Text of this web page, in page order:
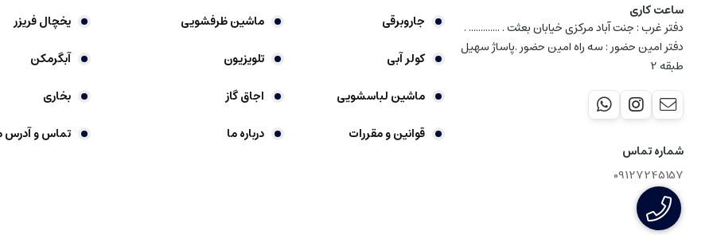
ساعت کاری
دفتر غرب : جنت آباد مرکزی خیابان بعثت . ............. .
دفتر امین حضور : سه راه امین حضور .پاساژ سهیل
طبقه 2
شماره تماس
09127245157
جاروبرقی
ماشین ظرفشویی
یخچال فریزر
کولر آبی
تلویزیون
آبگرمکن
ماشین لباسشویی
اجاق گاز
بخاری
قوانین و مقررات
درباره ما تماس و آدرس